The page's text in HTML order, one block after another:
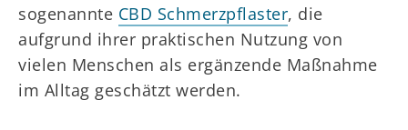
sogenannte CBD Schmerzpflaster, die
aufgrund ihrer praktischen Nutzung von
vielen Menschen als ergänzende Maßnahme
im Alltag geschätzt werden.